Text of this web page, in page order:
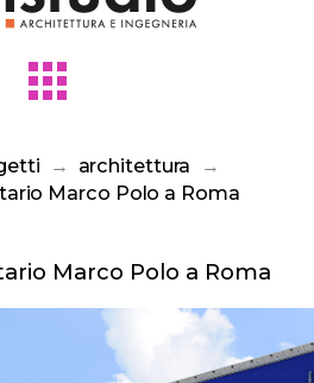
→ architettura
→
Marco Polo a Roma
Marco Polo a Roma